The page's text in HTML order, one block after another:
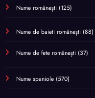
Nume românești (125)
Nume de baieti românești (88)
Nume de fete românești (37)
Nume spaniole (570)